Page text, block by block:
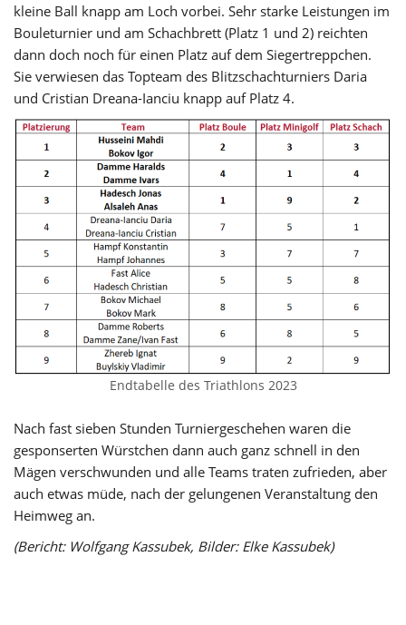
kleine Ball knapp am Loch vorbei. Sehr starke Leistungen im
Bouleturnier und am Schachbrett (Platz 1 und 2) reichten
dann doch noch für einen Platz auf dem Siegertreppchen.
Sie verwiesen das Topteam des Blitzschachturniers Daria
und Cristian Dreana-Ianciu knapp auf Platz 4.
Endtabelle des Triathlons 2023
Nach fast sieben Stunden Turniergeschehen waren die
gesponserten Würstchen dann auch ganz schnell in den
Mägen verschwunden und alle Teams traten zufrieden, aber
auch etwas müde, nach der gelungenen Veranstaltung den
Heimweg an.
(Bericht: Wolfgang Kassubek, Bilder: Elke Kassubek)